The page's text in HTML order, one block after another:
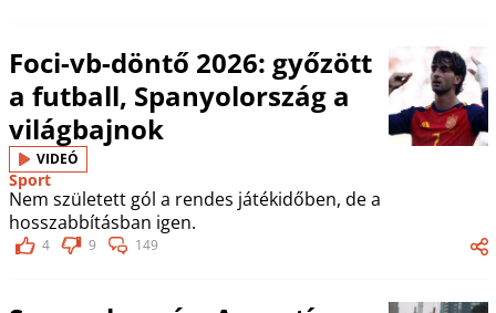
Foci-vb-döntő 2026: győzött
a futball, Spanyolország a
világbajnok
VIDEÓ
Sport
Nem született gól a rendes játékidőben, de a
hosszabbításban igen.
4 9 149